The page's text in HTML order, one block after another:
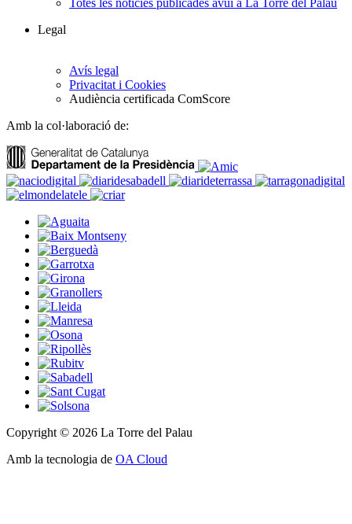
Totes les notícies publicades avui a La Torre del Palau
Legal
Avís legal
Privacitat i Cookies
Audiència certificada ComScore
Amb la col·laboració de:
Copyright © 2026 La Torre del Palau
Amb la tecnologia de OA Cloud